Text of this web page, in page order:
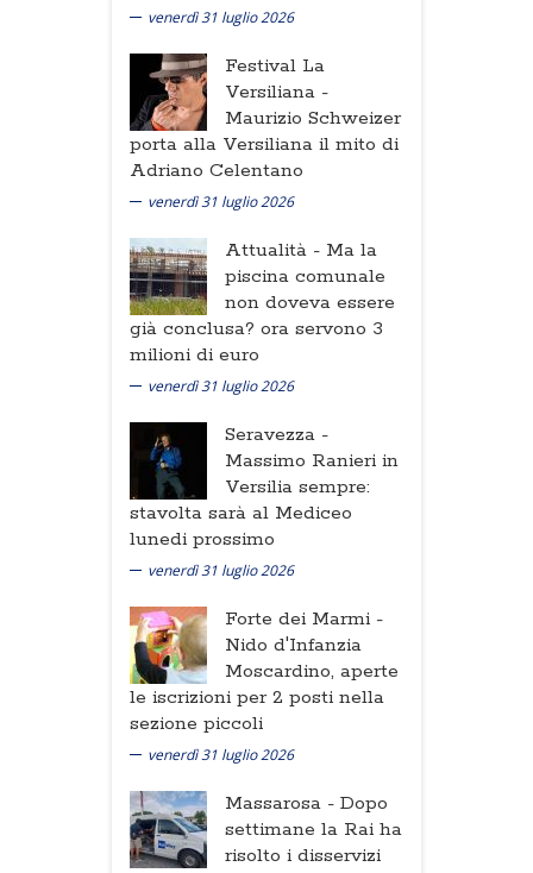
venerdì 31 luglio 2026
Festival La
Versiliana -
Maurizio Schweizer
porta alla Versiliana il mito di
Adriano Celentano
venerdì 31 luglio 2026
Attualità - Ma la
piscina comunale
non doveva essere
già conclusa? ora servono 3
milioni di euro
venerdì 31 luglio 2026
Seravezza -
Massimo Ranieri in
Versilia sempre:
stavolta sarà al Mediceo
lunedi prossimo
venerdì 31 luglio 2026
Forte dei Marmi -
Nido d'Infanzia
Moscardino, aperte
le iscrizioni per 2 posti nella
sezione piccoli
venerdì 31 luglio 2026
Massarosa - Dopo
settimane la Rai ha
risolto i disservizi